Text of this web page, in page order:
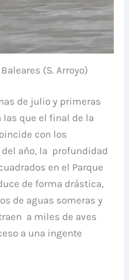
(S. Arroyo)
de julio y primeras
que el final de la
con los
año, la profundidad
en el Parque
de forma drástica,
de aguas someras y
a miles de aves
a una ingente